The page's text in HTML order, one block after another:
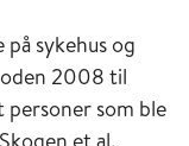
på sykehus og
2008 til
personer som ble